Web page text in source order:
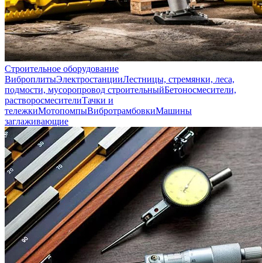
Строительное оборудование
ВиброплитыЭлектростанцииЛестницы, стремянки, леса,
подмости, мусоропровод строительныйБетоносмесители,
растворосмесителиТачки и
тележкиМотопомпыВибротрамбовкиМашины
заглаживающие